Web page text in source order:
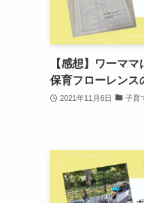
【感想】ワーマ
保育フローレンス
2021年11月6日 子育